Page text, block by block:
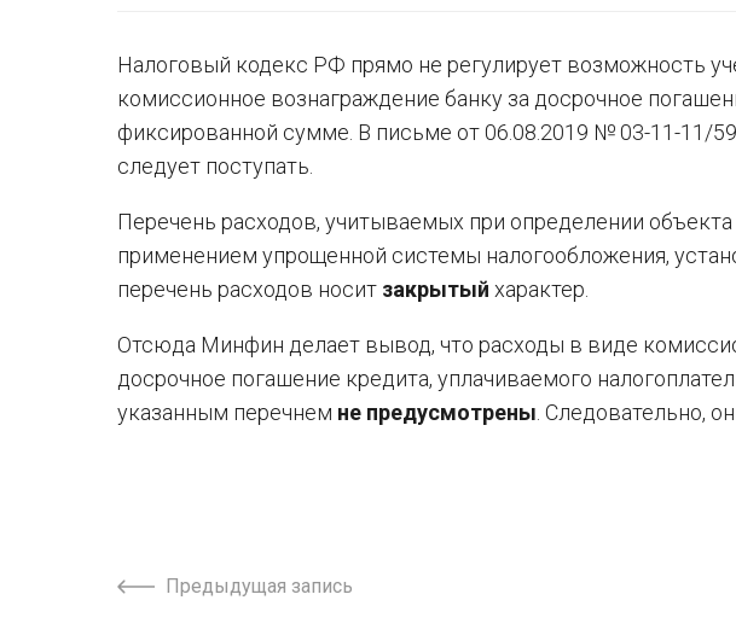
Налоговый кодекс РФ прямо не регулирует возможность
комиссионное вознаграждение банку за досрочное
фиксированной сумме. В письме от 06.08.2019 № 03-11-11/
следует поступать.
Перечень расходов, учитываемых при определении
применением упрощенной системы налогообложения,
перечень расходов носит закрытый характер.
Отсюда Минфин делает вывод, что расходы в виде
досрочное погашение кредита, уплачиваемого
указанным перечнем не предусмотрены . Следовательно,
Предыдущая запись